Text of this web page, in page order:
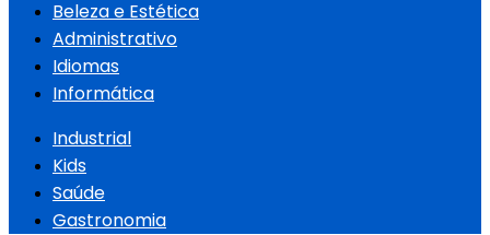
Beleza e Estética
Administrativo
Idiomas
Informática
Industrial
Kids
Saúde
Gastronomia